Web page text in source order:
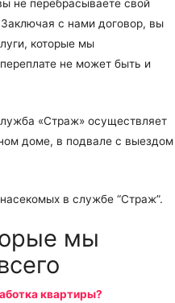
не перебрасываете свой
с нами договор, вы
которые мы
не может быть и
«Страж» осуществляет
доме, в подвале с выездом
в службе “Страж”.
мы
квартиры?